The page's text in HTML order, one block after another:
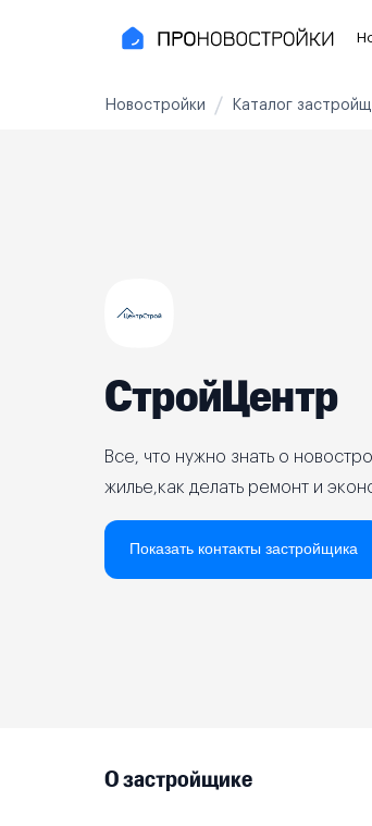
Рядом с МЦК
На карте
Реклама на сайте
Новостройки Каталог
СтройЦентр
Все, что нужно знать о
жилье,как делать ремонт и
Показать контакты застройщика
О застройщике